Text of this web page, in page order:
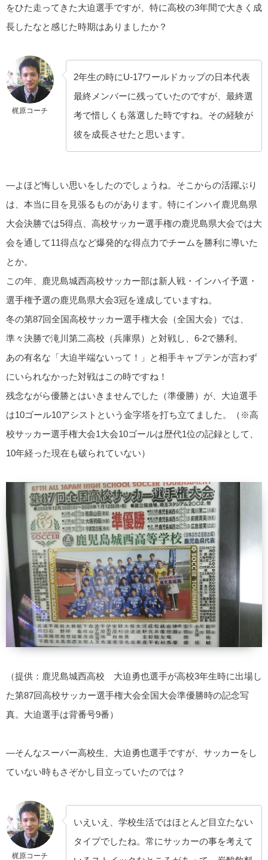
をひた走ってきた大迫選手ですが、特に高校の3年間で大きく成
長したなと感じた時期はありましたか？
梶原コーチ
2年生の時にU-17ワールドカップの日本代表
最終メンバーに残っていたのですが、最終選
考で惜しくも落選した時ですね。その経験が
彼を成長させたと思います。
—よほど悔しい思いをしたのでしょうね。そこからの活躍ぶり
は、本当に目を見張るものがあります。特にインハイ鹿児島県
大会決勝では5得点、高校サッカー選手権の鹿児島県大会では大
会を通して11得点など爆発的な得点力でチームを勝利に導いた
とか。
この年、鹿児島城西高校サッカー部は新人戦・インハイ予選・
選手権予選の鹿児島県大会3冠を達成していますね。
冬の第87回全国高校サッカー選手権大会（全国大会）では、
準々決勝で滝川第二高校（兵庫県）と対戦し、6-2で勝利。
あの有名な「大迫半端ないって！」と相手キャプテンが言わず
にいられなかった対戦はこの時ですね！
残念ながら優勝とはいきませんでした（準優勝）が、大迫選手
は10ゴール10アシストという金字塔を打ち立てました。（※高
校サッカー選手権大会1大会10ゴールは歴代1位の記録として、
10年経った現在も破られていない）
（提供：鹿児島城西高校 大迫勇也選手が高校3年生時に出場し
た第87回高校サッカー選手権大会全国大会準優勝時の記念写
真。大迫選手は背番号9番）
—そんなスーパー高校生、大迫勇也選手ですが、サッカーをし
ていない時もさぞかし目立っていたのでは？
梶原コーチ
いえいえ、学校生活ではほとんど目立たない
タイプでしたね。常にサッカーの事を考えて